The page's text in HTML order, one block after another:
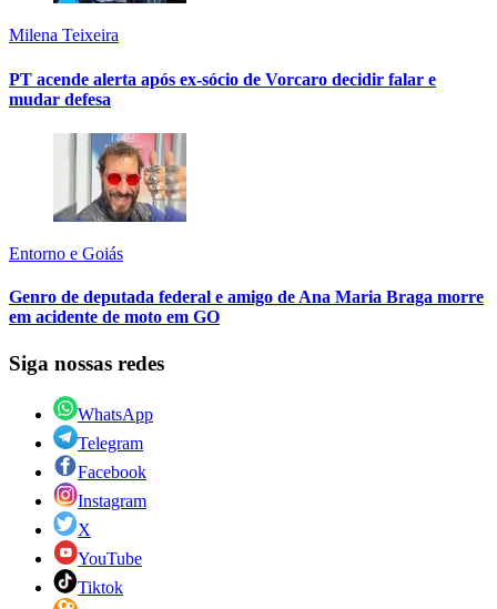
Milena Teixeira
PT acende alerta após ex-sócio de Vorcaro decidir falar e
mudar defesa
Entorno e Goiás
Genro de deputada federal e amigo de Ana Maria Braga morre
em acidente de moto em GO
Siga nossas redes
WhatsApp
Telegram
Facebook
Instagram
X
YouTube
Tiktok